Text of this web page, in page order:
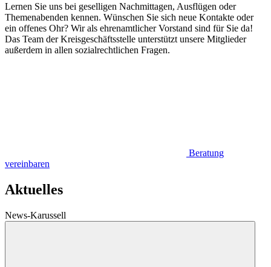
Lernen Sie uns bei geselligen Nachmittagen, Ausflügen oder
Themenabenden kennen. Wünschen Sie sich neue Kontakte oder
ein offenes Ohr? Wir als ehrenamtlicher Vorstand sind für Sie da!
Das Team der Kreisgeschäftsstelle unterstützt unsere Mitglieder
außerdem in allen sozialrechtlichen Fragen.
Beratung
vereinbaren
Aktuelles
News-Karussell